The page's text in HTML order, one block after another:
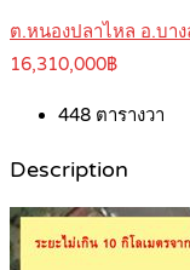
ต.หนองปลาไหล อ.บา
16,310,000฿
448 ตารางวา
Description